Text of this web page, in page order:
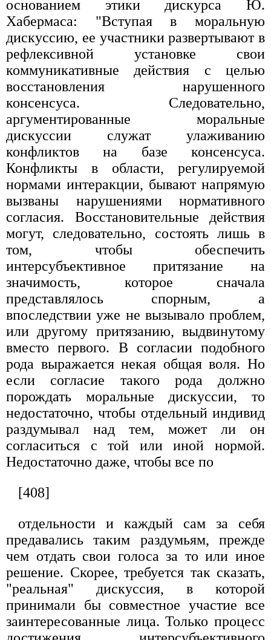
основанием этики дискурса Ю.
Хабермаса: "Вступая в моральную
дискуссию, ее участники развертывают в
рефлексивной установке свои
коммуникативные действия с целью
восстановления нарушенного
консенсуса. Следовательно,
аргументированные моральные
дискуссии служат улаживанию
конфликтов на базе консенсуса.
Конфликты в области, регулируемой
нормами интеракции, бывают напрямую
вызваны нарушениями нормативного
согласия. Восстановительные действия
могут, следовательно, состоять лишь в
том, чтобы обеспечить
интерсубъективное притязание на
значимость, которое сначала
представлялось спорным, а
впоследствии уже не вызывало проблем,
или другому притязанию, выдвинутому
вместо первого. В согласии подобного
рода выражается некая общая воля. Но
если согласие такого рода должно
порождать моральные дискуссии, то
недостаточно, чтобы отдельный индивид
раздумывал над тем, может ли он
согласиться с той или иной нормой.
Недостаточно даже, чтобы все по
[408]
отдельности и каждый сам за себя
предавались таким раздумьям, прежде
чем отдать свои голоса за то или иное
решение. Скорее, требуется так сказать,
"реальная" дискуссия, в которой
принимали бы совместное участие все
заинтересованные лица. Только процесс